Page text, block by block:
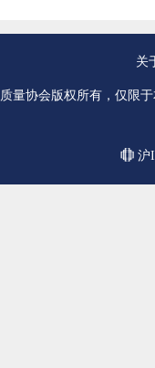
关
量协会版权所有，仅限
沪